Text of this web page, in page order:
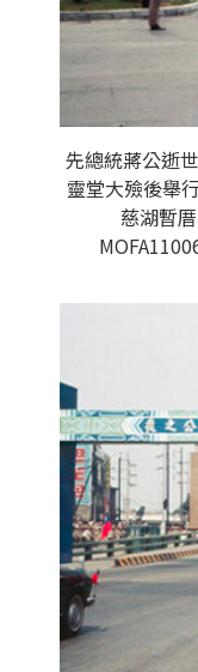
先總統蔣公逝
靈堂大殮後舉
慈湖暫